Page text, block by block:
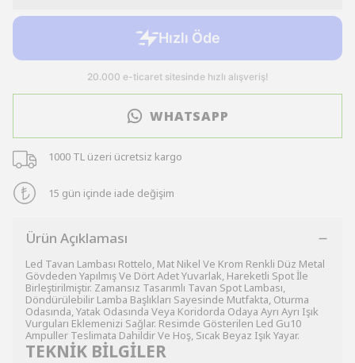
WHATSAPP
1000 TL üzeri ücretsiz kargo
15 gün içinde iade değişim
Ürün Açıklaması
Led Tavan Lambası Rottelo, Mat Nikel Ve Krom Renkli Düz Metal
Gövdeden Yapılmış Ve Dört Adet Yuvarlak, Hareketli Spot İle
Birleştirilmiştir. Zamansız Tasarımlı Tavan Spot Lambası,
Döndürülebilir Lamba Başlıkları Sayesinde Mutfakta, Oturma
Odasında, Yatak Odasında Veya Koridorda Odaya Ayrı Ayrı Işık
Vurguları Eklemenizi Sağlar. Resimde Gösterilen Led Gu10
Ampuller Teslimata Dahildir Ve Hoş, Sıcak Beyaz Işık Yayar.
TEKNİK BİLGİLER